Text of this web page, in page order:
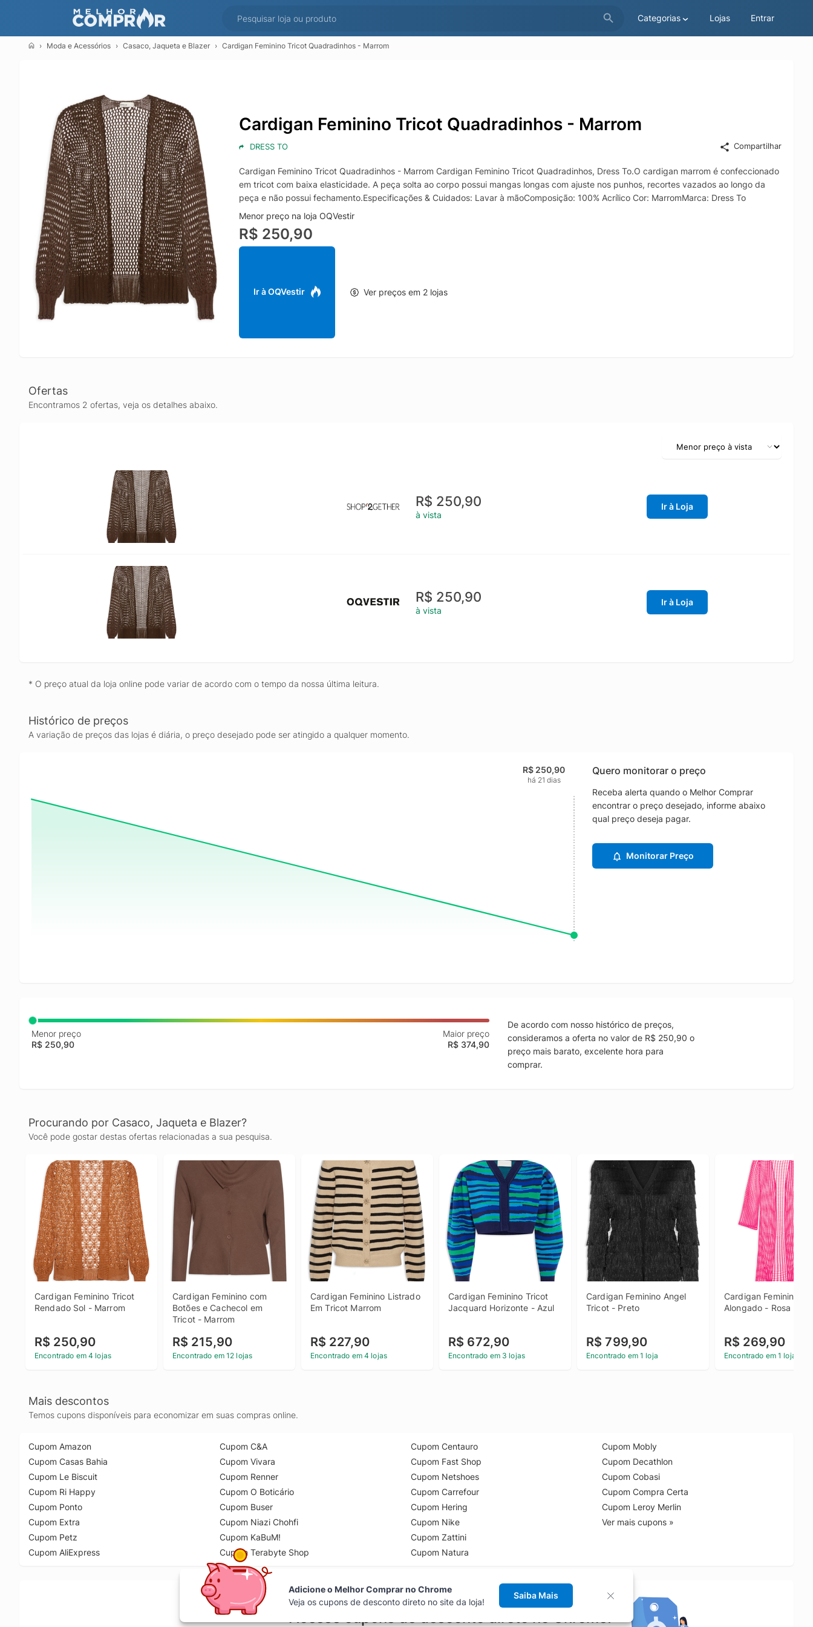
Categorias Lojas Entrar
Moda e Acessórios Casaco, Jaqueta e Blazer Cardigan Feminino Tricot Quadradinhos - Marrom
Cardigan Feminino Tricot Quadradinhos - Marrom
DRESS TO Compartilhar
Cardigan Feminino Tricot Quadradinhos - Marrom Cardigan Feminino Tricot Quadradinhos, Dress To.O cardigan marrom é confeccionado
em tricot com baixa elasticidade. A peça solta ao corpo possui mangas longas com ajuste nos punhos, recortes vazados ao longo da
peça e não possui fechamento.Especificações & Cuidados: Lavar à mãoComposição: 100% Acrílico Cor: MarromMarca: Dress To
Menor preço na loja OQVestir
R$ 250,90
Ir à OQVestir Ver preços em 2 lojas
Ofertas
Encontramos 2 ofertas, veja os detalhes abaixo.
R$ 250,90
à vista
Ir à Loja
R$ 250,90
à vista
Ir à Loja
* O preço atual da loja online pode variar de acordo com o tempo da nossa última leitura.
Histórico de preços
A variação de preços das lojas é diária, o preço desejado pode ser atingido a qualquer momento.
R$ 250,90
há 21 dias
Quero monitorar o preço
Receba alerta quando o Melhor Comprar
encontrar o preço desejado, informe abaixo
qual preço deseja pagar.
Monitorar Preço
Menor preço
R$ 250,90
Maior preço
R$ 374,90
De acordo com nosso histórico de preços,
consideramos a oferta no valor de R$ 250,90 o
preço mais barato, excelente hora para
comprar.
Procurando por Casaco, Jaqueta e Blazer?
Você pode gostar destas ofertas relacionadas a sua pesquisa.
Cardigan Feminino Tricot
Rendado Sol - Marrom
R$ 250,90
Encontrado em 4 lojas
Cardigan Feminino com
Botões e Cachecol em
Tricot - Marrom
R$ 215,90
Encontrado em 12 lojas
Cardigan Feminino Listrado
Em Tricot Marrom
R$ 227,90
Encontrado em 4 lojas
Cardigan Feminino Tricot
Jacquard Horizonte - Azul
R$ 672,90
Encontrado em 3 lojas
Cardigan Feminino Angel
Tricot - Preto
R$ 799,90
Encontrado em 1 loja
Cardigan Feminino
Alongado - Rosa
R$ 269,90
Encontrado em 1 loja
Mais descontos
Temos cupons disponíveis para economizar em suas compras online.
Cupom Amazon
Cupom Casas Bahia
Cupom Le Biscuit
Cupom Ri Happy
Cupom Ponto
Cupom Extra
Cupom Petz
Cupom AliExpress
Cupom C&A
Cupom Vivara
Cupom Renner
Cupom O Boticário
Cupom Buser
Cupom Niazi Chohfi
Cupom KaBuM!
Cupom Terabyte Shop
Cupom Centauro
Cupom Fast Shop
Cupom Netshoes
Cupom Carrefour
Cupom Hering
Cupom Nike
Cupom Zattini
Cupom Natura
Cupom Mobly
Cupom Decathlon
Cupom Cobasi
Cupom Compra Certa
Cupom Leroy Merlin
Ver mais cupons »
Acesse cupons de desconto direto no Chrome!
Adicione o Melhor Comprar no Chrome
Veja os cupons de desconto direto no site da loja!
Saiba Mais